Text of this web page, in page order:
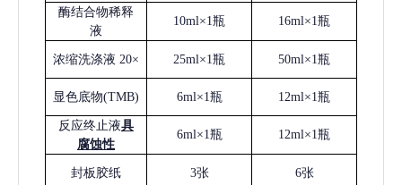
酶结合物稀释
液
10ml×1瓶 16ml×1瓶
浓缩洗涤液 20× 25ml×1瓶 50ml×1瓶
显色底物(TMB) 6ml×1瓶 12ml×1瓶
反应终止液具
腐蚀性
6ml×1瓶 12ml×1瓶
封板胶纸 3张 6张